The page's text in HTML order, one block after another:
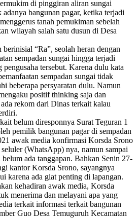
di pinggiran aliran sungai
bangunan pagar, ketika terjadi
tanah pemukiman sebelah
wilayah salah satu dusun di Desa
“Ra”, seolah heran dengan
sempadan sungai hingga terjadi
pengusaha tersebut. Karena dulu kata
sempadan sungai tidak
beberapa persyaratan dulu. Namun
positif thinking saja dan
rekom dari Dinas terkait kalau
belum diresponnya Surat Teguran 1
pemilik bangunan pagar di sempadan
awak media konfirmasi Korsda Srono
(WhatsApp) nya, namun sampai
ada tanggapan. Bahkan Senin 27-
kantor Korsda Srono, sayangnya
karena ada giat penting di lapangan.
kehadiran awak media, Korsda
menerima dan melayani apa yang
terkait informasi terkait bangunan
Guo Desa Temuguruh Kecamatan